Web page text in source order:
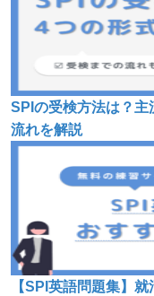
SPIの受検方法は？
流れを解説
【SPI英語問題集】